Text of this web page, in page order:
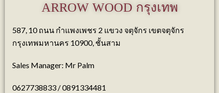
ARROW WOOD กรุงเทพ​
587, 10 ถนน กำแพงเพชร 2 แขวง จตุจักร เขตจตุจักร
กรุงเทพมหานคร 10900, ชั้นสาม
Sales Manager: Mr Palm
0627738833 / 0891334481